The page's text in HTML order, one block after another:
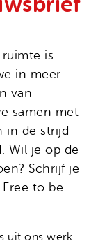
is
in meer
van
samen met
in de strijd
Wil je op de
Schrijf je
to be
uit ons werk